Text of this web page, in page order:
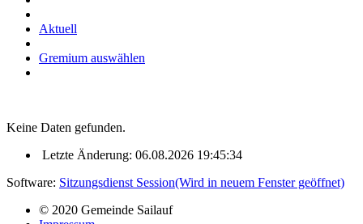
Aktuell
Gremium auswählen
Keine Daten gefunden.
Letzte Änderung: 06.08.2026 19:45:34
Software: Sitzungsdienst Session(Wird in neuem Fenster geöffnet)
© 2020 Gemeinde Sailauf